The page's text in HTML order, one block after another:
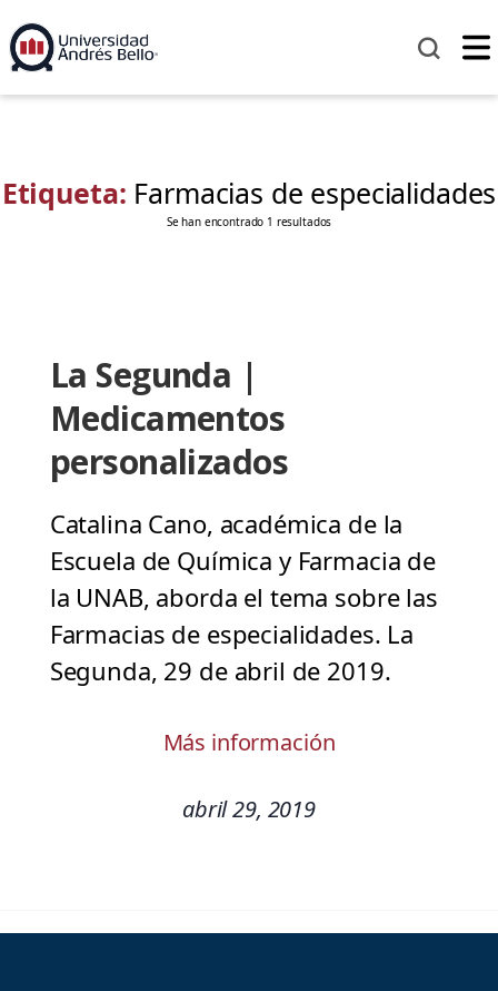
Etiqueta: Farmacias de especialidades
Se han encontrado 1 resultados
La Segunda |
Medicamentos
personalizados
Catalina Cano, académica de la
Escuela de Química y Farmacia de
la UNAB, aborda el tema sobre las
Farmacias de especialidades. La
Segunda, 29 de abril de 2019.
Más información
abril 29, 2019